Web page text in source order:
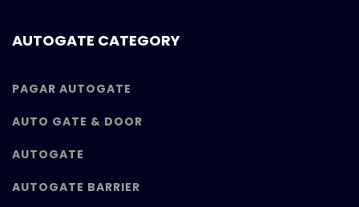
AUTOGATE CATEGORY
PAGAR AUTOGATE
AUTO GATE & DOOR
AUTOGATE
AUTOGATE BARRIER